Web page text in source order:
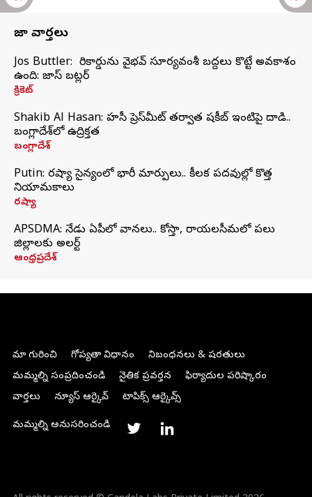
తాజా వార్తలు
Jos Buttler: నా రికార్డును వైభవ్ సూర్యవంశీ బద్దలు కొట్టే అవకాశం
ఉంది: జాస్ బట్లర్
క్రికెట్
Shakib Al Hasan: హసీనా ప్రెస్‌మీట్‌ తర్వాత షకీబ్‌ ఇంటిపై దాడి..
బంగ్లాదేశ్‌లో ఉద్రిక్తత
బంగ్లాదేశ్
Putin: రష్యా సైన్యంలో భారీ మార్పులు.. కీలక పదవుల్లో కొత్త
నియామకాలు
రష్యా
APSDMA: నేడు ఏపీలో వానలు.. కోస్తా, రాయలసీమలో పలు
జిల్లాలకు అలర్ట్
ఆంధ్రప్రదేశ్
మా గురించి గోప్యతా విధానం
నిబంధనలు & షరతులు
మమ్మల్ని సంప్రదించండి
నైతిక ప్రవర్తన
ఫిర్యాదుల పరిష్కారం
వార్తలు
న్యూస్ ఆర్కైవ్ టాపిక్స్ ఆర్కైవ్స్
మమ్మల్ని అనుసరించండి